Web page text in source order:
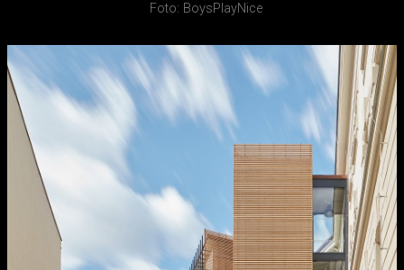
Foto: BoysPlayNice